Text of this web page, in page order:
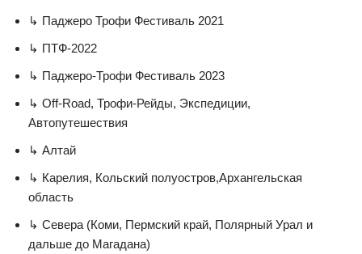
↳ Паджеро Трофи Фестиваль 2021
↳ ПТФ-2022
↳ Паджеро-Трофи Фестиваль 2023
↳ Off-Road, Трофи-Рейды, Экспедиции,
Aвтопутешествия
↳ Алтай
↳ Карелия, Кольский полуостров,Архангельская
область
↳ Севера (Коми, Пермский край, Полярный Урал и
дальше до Магадана)